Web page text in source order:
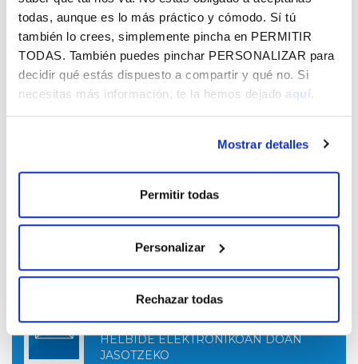
todas, aunque es lo más práctico y cómodo. Sí tú
también lo crees, simplemente pincha en PERMITIR
TODAS. También puedes pinchar PERSONALIZAR para
decidir qué estás dispuesto a compartir y qué no. Si
necesitas más información, te la hemos dejado aquí.
Mostrar detalles
Permitir todas
Personalizar
Rechazar todas
Vital Araban zehar - 2026ko abuztua
CórrELA 2026
Jaibus - 2026ko Andre Maria Zuria eta abuztua
HARPIDETU GOGOKOEN DUZUN VITAL
FUNDAZIOAREN ESKAINTZARA, HORRI
BURUZKO INFORMAZIOA ZURE
HELBIDE ELEKTRONIKOAN DOAN
JASOTZEKO